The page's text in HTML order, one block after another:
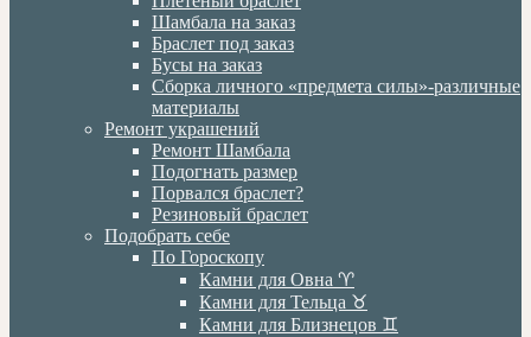
Шамбала на заказ
Браслет под заказ
Бусы на заказ
Сборка личного «предмета силы»-различные
материалы
Ремонт украшений
Ремонт Шамбала
Подогнать размер
Порвался браслет?
Резиновый браслет
Подобрать себе
По Гороскопу
Камни для Овна ♈️
Камни для Тельца ♉️
Камни для Близнецов ♊️